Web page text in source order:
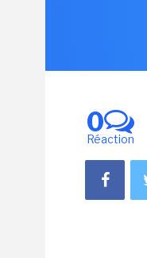
0
Réaction